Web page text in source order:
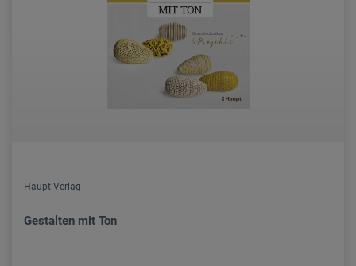
Haupt Verlag
Gestalten mit Ton